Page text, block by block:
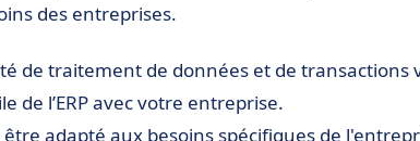
des entreprises.
de traitement de données et de transactions
de l’ERP avec votre entreprise.
adapté aux besoins spécifiques de